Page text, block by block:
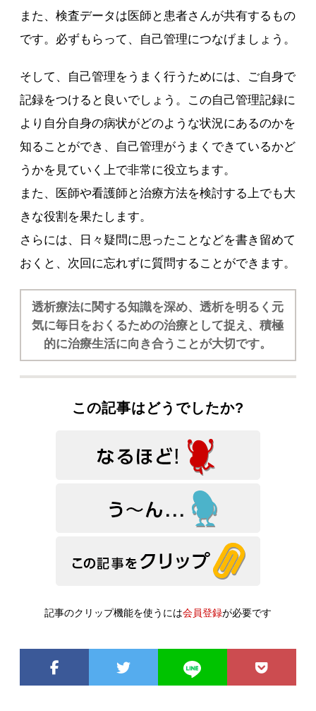
また、検査データは医師と患者さんが共有するもの
です。必ずもらって、自己管理につなげましょう。
そして、自己管理をうまく行うためには、ご自身で
記録をつけると良いでしょう。この自己管理記録に
より自分自身の病状がどのような状況にあるのかを
知ることができ、自己管理がうまくできているかど
うかを見ていく上で非常に役立ちます。
また、医師や看護師と治療方法を検討する上でも大
きな役割を果たします。
さらには、日々疑問に思ったことなどを書き留めて
おくと、次回に忘れずに質問することができます。
透析療法に関する知識を深め、透析を明るく元
気に毎日をおくるための治療として捉え、積極
的に治療生活に向き合うことが大切です。
この記事はどうでしたか?
記事のクリップ機能を使うには会員登録が必要です